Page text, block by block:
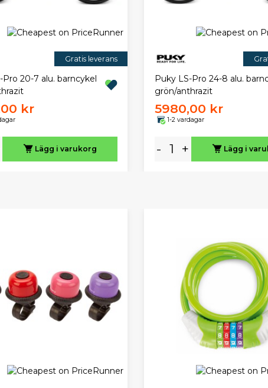
Gratis leverans
Pro 20-7 alu. barncykel
kr
Lägg i varukorg
Puky LS-Pro 24-8 alu.
grön/anthrazit
5980,00 kr
1-2 vardagar
- + Lägg i